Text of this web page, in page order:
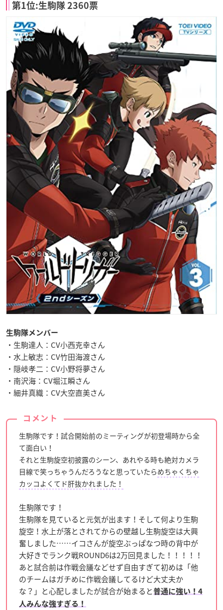
第1位:生駒隊 2360票
生駒隊メンバー
・生駒達人：CV小西克幸さん
・水上敏志：CV竹田海渡さん
・隠岐孝二：CV小野将夢さん
・南沢海：CV堀江瞬さん
・細井真織：CV大空直美さん
コメント
生駒隊です！試合開始前のミーティングが初登場時から全
て面白い！
それと生駒旋空初披露のシーン、あれやる時も絶対カメラ
目線で笑っちゃうんだろうなと思っていたらめちゃくちゃ
カッコよくてド肝抜かれました！
生駒隊です！
生駒隊を見ていると元気が出ます！そして何より生駒
旋空！水上が落とされてからの壁越し生駒旋空は大興
奮しました……イコさんが旋空ぶっぱなつ時の背中が
大好きでランク戦ROUND6は2万回見ました！！！！！
あと試合前は作戦会議などせず自由すぎて初めは「他
のチームはガチめに作戦会議してるけど大丈夫か
な？」と心配しましたが試合が始まると普通に強い！4
人みんな強すぎる！